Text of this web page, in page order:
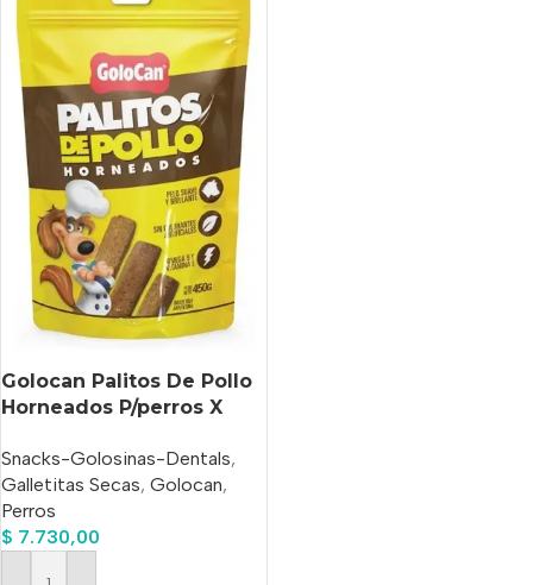
Golocan Palitos De Pollo
Horneados P/perros X
Snacks-Golosinas-Dentals,
Galletitas Secas, Golocan,
Perros
$ 7.730,00